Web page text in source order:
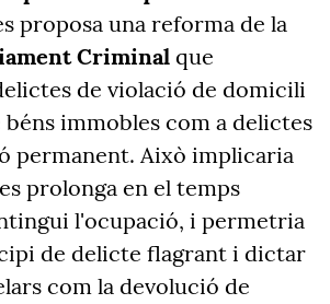
proposa una reforma de la
Criminal que
de violació de domicili
immobles com a delictes
permanent. Això implicaria
prolonga en el temps
l'ocupació, i permetria
de delicte flagrant i dictar
com la devolució de